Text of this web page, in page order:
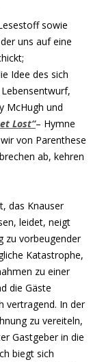
sowie
uns auf eine
Idee des sich
McHugh und
Lost“– Hymne
von Parenthese
ab, kehren
das Knauser
leidet, neigt
zu vorbeugender
Katastrophe,
zu einer
die Gäste
vertragend. In der
zu vereiteln,
Gastgeber in die
biegt sich